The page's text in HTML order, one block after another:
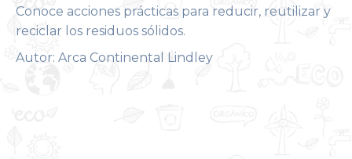
Conoce acciones prácticas para reducir, reutilizar y
reciclar los residuos sólidos.
Autor: Arca Continental Lindley